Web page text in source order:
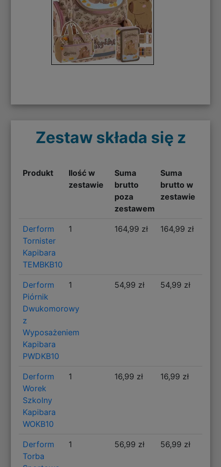
Zestaw składa się z
Produkt
Ilość w
zestawie
Suma
brutto
poza
zestawem
Suma
brutto w
zestawie
Derform
Tornister
Kapibara
TEMBKB10
1 164,99 zł 164,99 zł
Derform
Piórnik
Dwukomorowy
z
Wyposażeniem
Kapibara
PWDKB10
1 54,99 zł 54,99 zł
Derform
Worek
Szkolny
Kapibara
WOKB10
1 16,99 zł 16,99 zł
Derform
Torba
1 56,99 zł 56,99 zł